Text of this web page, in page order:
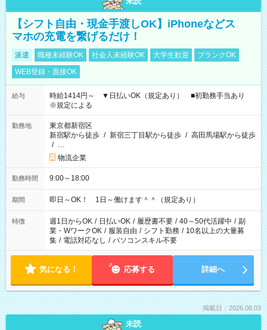
【シフト自由・現金手渡しOK】iPhoneなどス
マホの充電を繋げるだけ！
派遣 職種未経験OK 社会人未経験OK 大学生歓迎
ブランクOK
WEB登録・面接OK
給与
時給1414円～ ▼日払いOK（規定あり） ■初勤務手当あり
※規定による
勤務地
東京都新宿区
新宿駅から徒歩 / 新宿三丁目駅から徒歩 / 高田馬場駅から徒歩
/ …
物流企業
勤務時間 9:00～18:00
期間 即日～OK！ 1日～働けます＾＾（規定あり）
特徴 週1日からOK / 日払いOK / 履歴書不要 / 40～50代活躍中 / 副
業・WワークOK / 服装自由 / シフト勤務 / 10名以上の大量募
集 / 電話対応なし / パソコンスキル不要
気になる！ 応募する 詳細へ
掲載日：2026.08.03
未読